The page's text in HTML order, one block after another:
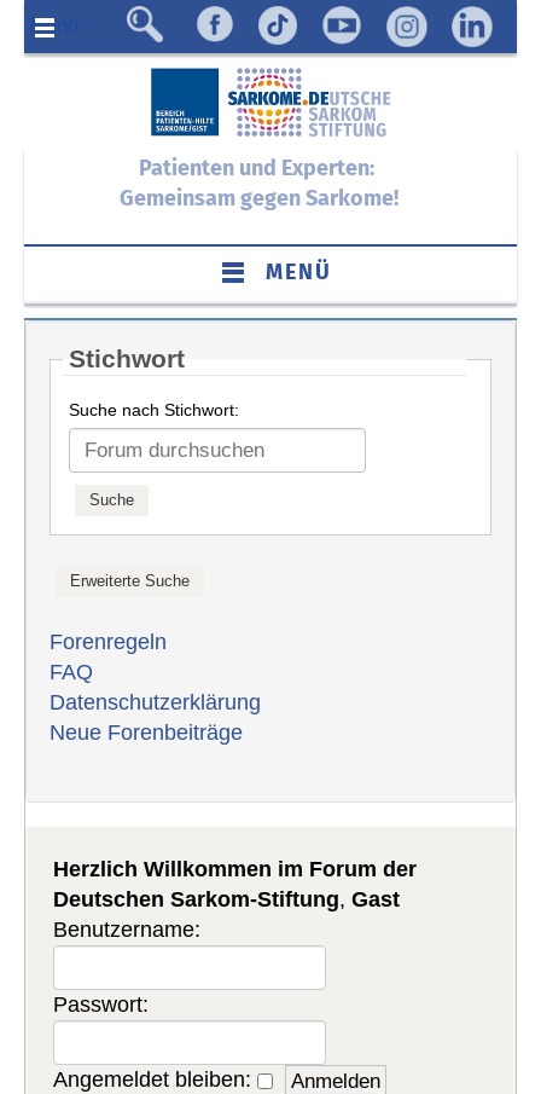
Menü
Patienten und Experten:
Gemeinsam gegen Sarkome!
MENÜ
Stichwort
Suche nach Stichwort:
Forenregeln
FAQ
Datenschutzerklärung
Neue Forenbeiträge
Herzlich Willkommen im Forum der
Deutschen Sarkom-Stiftung,Gast
Benutzername:
Passwort:
Angemeldet bleiben: